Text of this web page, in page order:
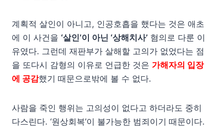
계획적 살인이 아니고, 인공호흡을 했다는 것은 애초
에 이 사건을 ‘살인’이 아닌 ‘상해치사’ 혐의로 다룬 이
유였다. 그런데 재판부가 살해할 고의가 없었다는 점
을 또다시 감형의 이유로 언급한 것은 가해자의 입장
에 공감했기 때문으로밖에 볼 수 없다.
사람을 죽인 행위는 고의성이 없다고 하더라도 중히
다스린다. ‘원상회복’이 불가능한 범죄이기 때문이다.